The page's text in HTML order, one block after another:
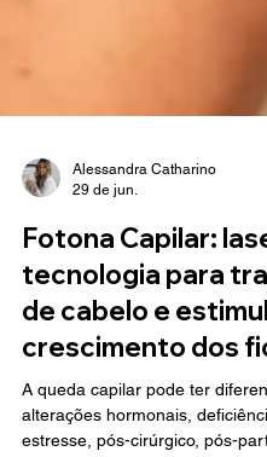
29 de jun.
Fotona Capilar:
tecnologia para
de cabelo e
crescimento dos
A queda capilar pode ter